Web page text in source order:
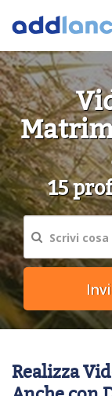
15
Realizza